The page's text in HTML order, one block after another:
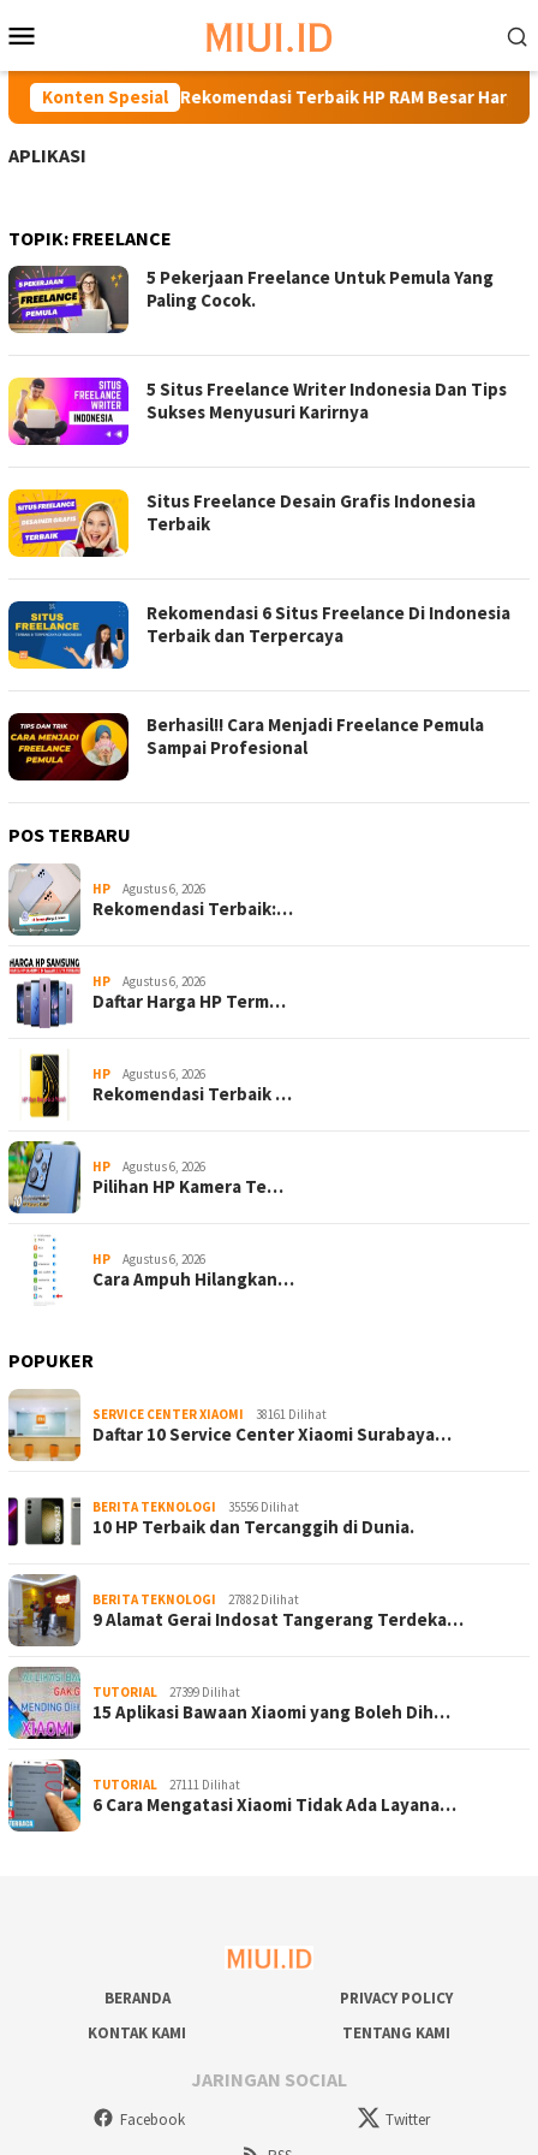
ke
kontenMobile
Konten Spesial
Terbaru Rekomendasi Terbaik HP RAM Besar Harga
APLIKASI
TOPIK: FREELANCE
5 Pekerjaan Freelance Untuk Pemula Yang
Paling Cocok.
5 Situs Freelance Writer Indonesia Dan Tips
Sukses Menyusuri Karirnya
Situs Freelance Desain Grafis Indonesia
Terbaik
Rekomendasi 6 Situs Freelance Di Indonesia
Terbaik dan Terpercaya
Berhasil!! Cara Menjadi Freelance Pemula
Sampai Profesional
POS TERBARU
HP Agustus 6, 2026
Rekomendasi Terbaik:…
HP Agustus 6, 2026
Daftar Harga HP Term…
HP Agustus 6, 2026
Rekomendasi Terbaik …
HP Agustus 6, 2026
Pilihan HP Kamera Te…
HP Agustus 6, 2026
Cara Ampuh Hilangkan…
POPUKER
SERVICE CENTER XIAOMI 38161 Dilihat
Daftar 10 Service Center Xiaomi Surabaya…
BERITA TEKNOLOGI 35556 Dilihat
10 HP Terbaik dan Tercanggih di Dunia.
BERITA TEKNOLOGI 27882 Dilihat
9 Alamat Gerai Indosat Tangerang Terdeka…
TUTORIAL 27399 Dilihat
15 Aplikasi Bawaan Xiaomi yang Boleh Dih…
TUTORIAL 27111 Dilihat
6 Cara Mengatasi Xiaomi Tidak Ada Layana…
BERANDA
PRIVACY POLICY
KONTAK KAMI
TENTANG KAMI
JARINGAN SOCIAL
Facebook
Twitter